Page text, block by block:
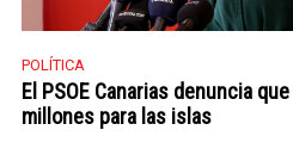
POLÍTICA
El PSOE Canarias denuncia
millones para las islas